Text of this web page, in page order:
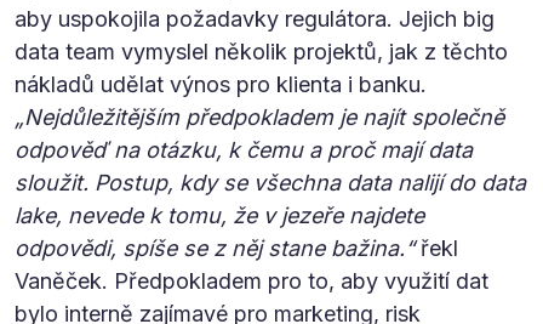
aby uspokojila požadavky regulátora. Jejich big
data team vymyslel několik projektů, jak z těchto
nákladů udělat výnos pro klienta i banku.
„Nejdůležitějším předpokladem je najít společně
odpověď na otázku, k čemu a proč mají data
sloužit. Postup, kdy se všechna data nalijí do data
lake, nevede k tomu, že v jezeře najdete
odpovědi, spíše se z něj stane bažina.“řekl
Vaněček. Předpokladem pro to, aby využití dat
bylo interně zajímavé pro marketing, risk